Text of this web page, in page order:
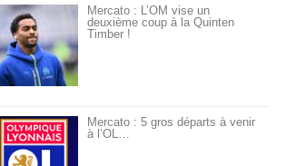
Mercato : L’OM vise un
deuxième coup à la Quinten
Timber !
Mercato : 5 gros départs à venir
à l’OL…